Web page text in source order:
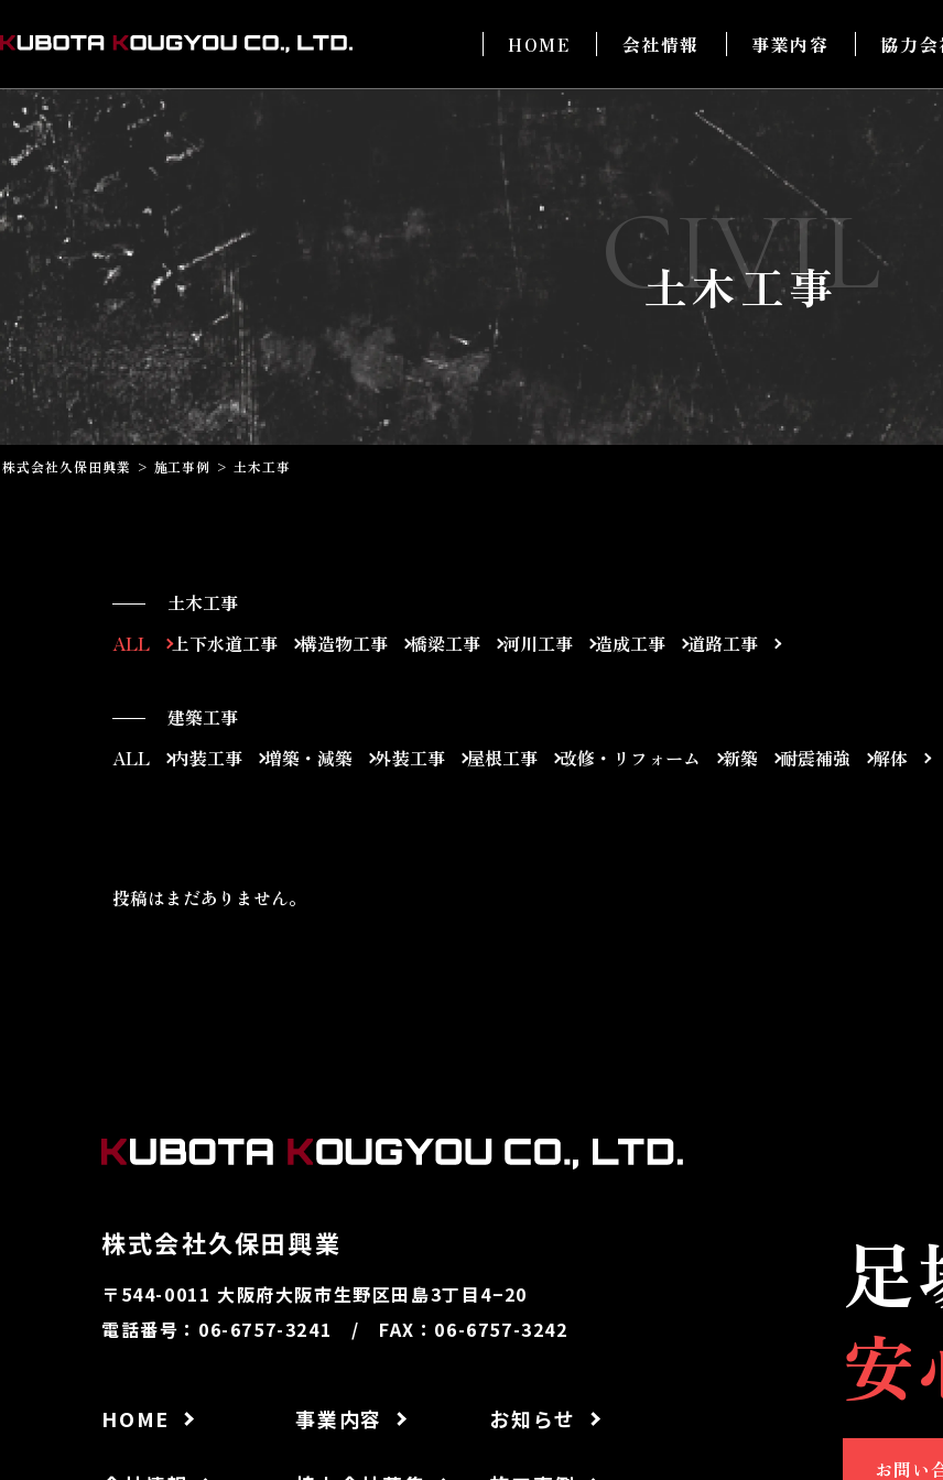
HOME 会社情報 事業内容 協力会
CIVIL
土木工事
株式会社久保田興業 > 施工事例 > 土木工事
土木工事
ALL
上下水道工事 構造物工事 橋梁工事 河川工事 造成工事 道路工事
建築工事
ALL
内装工事 増築・減築 外装工事 屋根工事 改修・リフォーム 新築 耐震補強 解体
投稿はまだありません。
株式会社久保田興業
〒544-0011 大阪府大阪市生野区田島3丁目4−20
電話番号：06-6757-3241 / FAX：06-6757-3242
HOME 事業内容 お知らせ
足
安
お問い